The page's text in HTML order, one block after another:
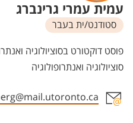
עמית עמרי גרינברג
סטודנט/ית בעבר
יחידות
פוסט דוקטורט בסוציולוגיה
סוציולוגיה ואנתרופולוגיה